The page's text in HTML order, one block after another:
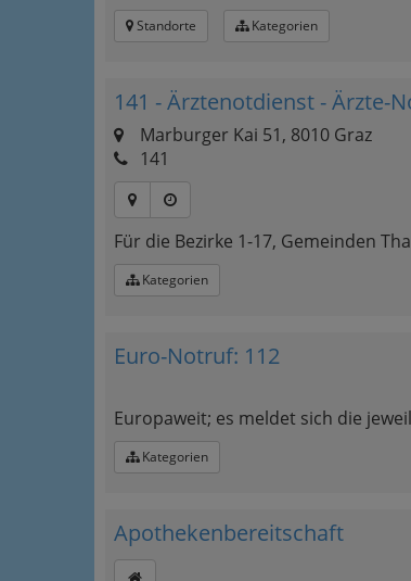
Standorte Kategorien
141 - Ärztenotdienst - Ärzte-
Marburger Kai 51, 8010 Graz
141
Für die Bezirke 1-17, Gemeinden
Kategorien
Euro-Notruf: 112
Europaweit; es meldet sich die
Kategorien
Apothekenbereitschaft